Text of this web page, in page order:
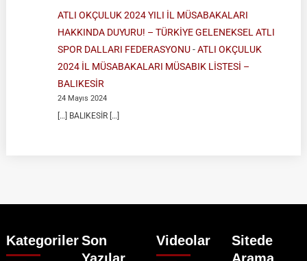
ATLI OKÇULUK 2024 YILI İL MÜSABAKALARI
HAKKINDA DUYURU! – TÜRKİYE GELENEKSEL ATLI
SPOR DALLARI FEDERASYONU-ATLI OKÇULUK
2024 İL MÜSABAKALARI MÜSABIK LİSTESİ –
BALIKESİR
24 Mayıs 2024
[…] BALIKESİR […]
KategorilerSon
Videolar
Sitede